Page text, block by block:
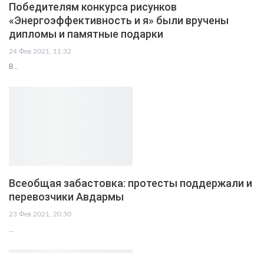
Победителям конкурса рисунков
«Энергоэффективность и я» были вручены
дипломы и памятные подарки
24 Фев 2021, 11:32
В…
Всеобщая забастовка: протесты поддержали и
перевозчики Авдармы
23 Фев 2021, 20:50
…